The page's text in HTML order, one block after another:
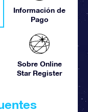
Información de
Pago
Sobre Online
Star Register